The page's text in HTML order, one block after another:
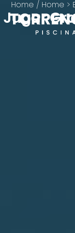
Home / Home >
Jugar